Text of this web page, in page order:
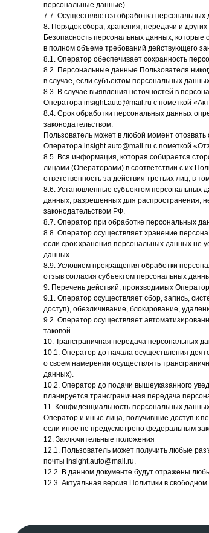
персональные данные).
7.7. Осуществляется обработка
8. Порядок сбора, хранения, передачи и
Безопасность персональных данных,
в полном объеме требований действующего
8.1. Оператор обеспечивает сохранность
8.2. Персональные данные Пользователя
в случае, если субъектом персональных
8.3. В случае выявления неточностей в
Оператора insight.auto@mail.ru с пометкой
8.4. Срок обработки персональных данных
законодательством.
Пользователь может в любой момент
Оператора insight.auto@mail.ru с пометкой
8.5. Вся информация, которая собирается
лицами (Операторами) в соответствии с их
ответственность за действия третьих лиц, в
8.6. Установленные субъектом персональных
данных, разрешенных для распространения,
законодательством РФ.
8.7. Оператор при обработке персональных
8.8. Оператор осуществляет хранение
если срок хранения персональных данных не
данных.
8.9. Условием прекращения обработки
отзыв согласия субъектом персональных
9. Перечень действий, производимых
9.1. Оператор осуществляет сбор, запись,
доступ), обезличивание, блокирование,
9.2. Оператор осуществляет
таковой.
10. Трансграничная передача персональных
10.1. Оператор до начала осуществления
о своем намерении осуществлять
данных).
10.2. Оператор до подачи вышеуказанного
планируется трансграничная передача
11. Конфиденциальность персональных
Оператор и иные лица, получившие доступ к
если иное не предусмотрено федеральным
12. Заключительные положения
12.1. Пользователь может получить любые
почты insight.auto@mail.ru.
12.2. В данном документе будут отражены
12.3. Актуальная версия Политики в
ООО «Инсайт ДВ»
Юридический адрес:
г. Владивосток, ул. Нижнепортовая 1 оф. 241/1
ИНН 2540159952
ОГРН 1102540001002